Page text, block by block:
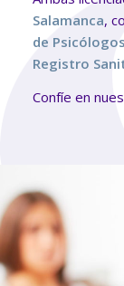
Salamanca,
de
Registro
Confíe en